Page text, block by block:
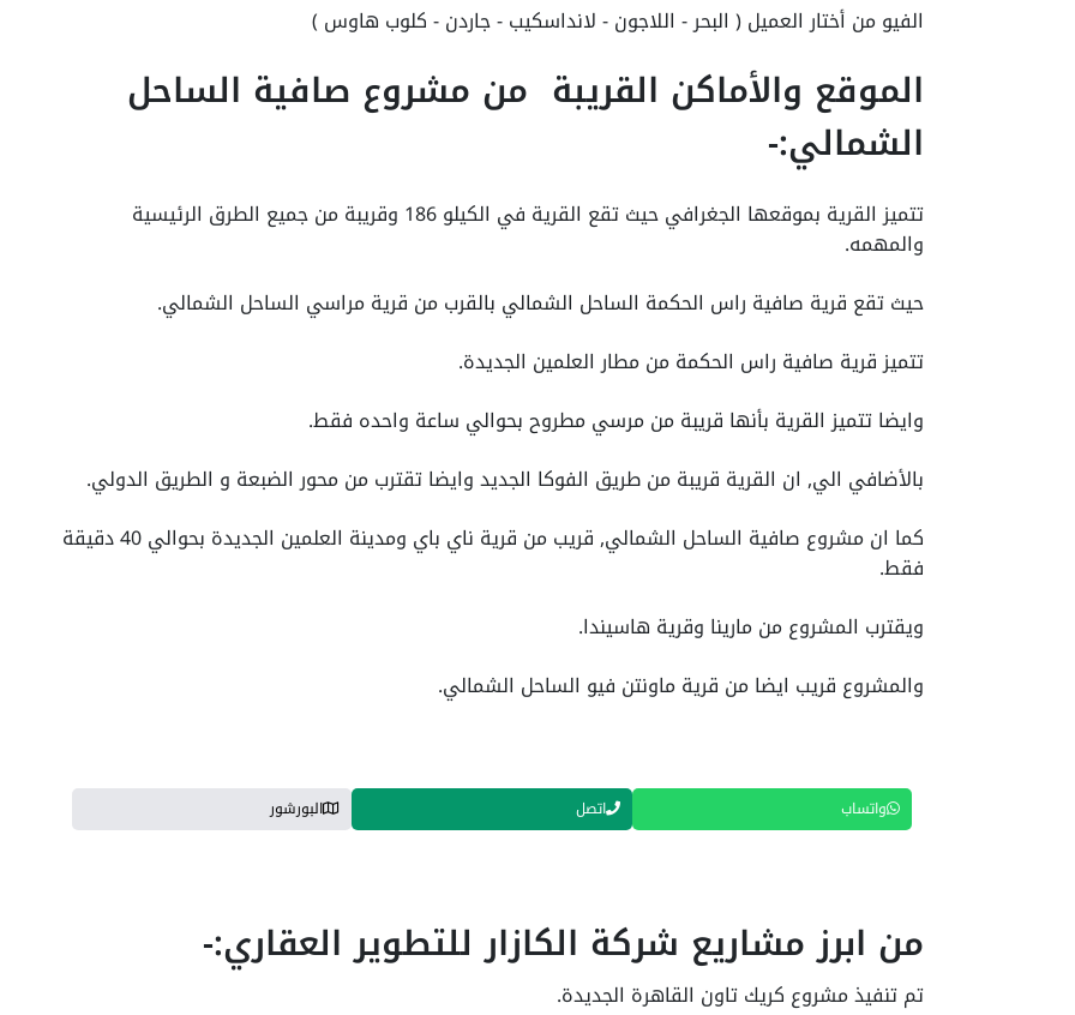
الفيو من أختار العميل ( البحر - اللاجون - لانداسكيب - جاردن - كلوب هاوس )
الموقع والأماكن القريبة من مشروع صافية الساحل
الشمالي:-
تتميز القرية بموقعها الجغرافي حيث تقع القرية في الكيلو 186 وقريبة من جميع الطرق الرئيسية
والمهمه.
حيث تقع قرية صافية راس الحكمة الساحل الشمالي بالقرب من قرية مراسي الساحل الشمالي.
تتميز قرية صافية راس الحكمة من مطار العلمين الجديدة.
وايضا تتميز القرية بأنها قريبة من مرسي مطروح بحوالي ساعة واحده فقط.
بالأضافي الي, ان القرية قريبة من طريق الفوكا الجديد وايضا تقترب من محور الضبعة و الطريق الدولي.
كما ان مشروع صافية الساحل الشمالي, قريب من قرية ناي باي ومدينة العلمين الجديدة بحوالي 40 دقيقة
فقط.
ويقترب المشروع من مارينا وقرية هاسيندا.
والمشروع قريب ايضا من قرية ماونتن فيو الساحل الشمالي.
واتساب اتصل البورشور
من ابرز مشاريع شركة الكازار للتطوير العقاري:-
تم تنفيذ مشروع كريك تاون القاهرة الجديدة.